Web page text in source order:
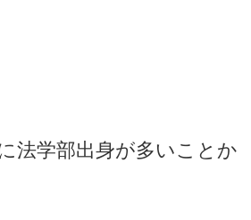
法学部出身が多いことか